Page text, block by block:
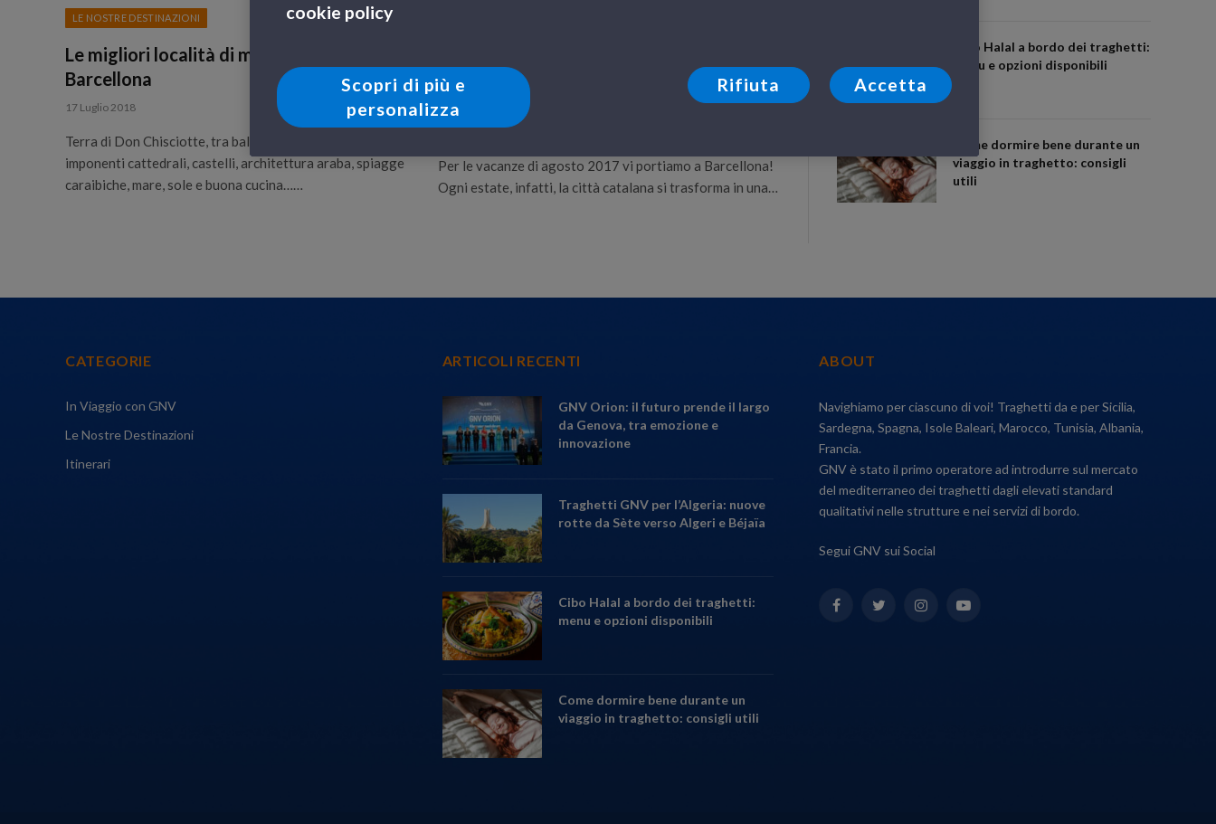
LE NOSTRE DESTINAZIONI
Le migliori località di mare nei dintorni di
Barcellona
17 Luglio 2018
Terra di Don Chisciotte, tra ballerini di flamenco,
imponenti cattedrali, castelli, architettura araba, spiagge
caraibiche, mare, sole e buona cucina……
cosa vedere, cosa fare e tutti i più
importanti eventi in città
18 Luglio 2017
Per le vacanze di agosto 2017 vi portiamo a Barcellona!
Ogni estate, infatti, la città catalana si trasforma in una…
Cibo Halal a bordo dei traghetti:
menu e opzioni disponibili
Come dormire bene durante un
viaggio in traghetto: consigli
utili
CATEGORIE
In Viaggio con GNV
Le Nostre Destinazioni
Itinerari
ARTICOLI RECENTI
GNV Orion: il futuro prende il largo
da Genova, tra emozione e
innovazione
Traghetti GNV per l’Algeria: nuove
rotte da Sète verso Algeri e Béjaïa
Cibo Halal a bordo dei traghetti:
menu e opzioni disponibili
Come dormire bene durante un
viaggio in traghetto: consigli utili
ABOUT
Navighiamo per ciascuno di voi! Traghetti da e per Sicilia,
Sardegna, Spagna, Isole Baleari, Marocco, Tunisia, Albania,
Francia.
GNV è stato il primo operatore ad introdurre sul mercato
del mediterraneo dei traghetti dagli elevati standard
qualitativi nelle strutture e nei servizi di bordo.
Segui GNV sui Social
FacebookTwitterInstagramYouTube
cookie policy
Scopri di più e
personalizza
Rifiuta Accetta